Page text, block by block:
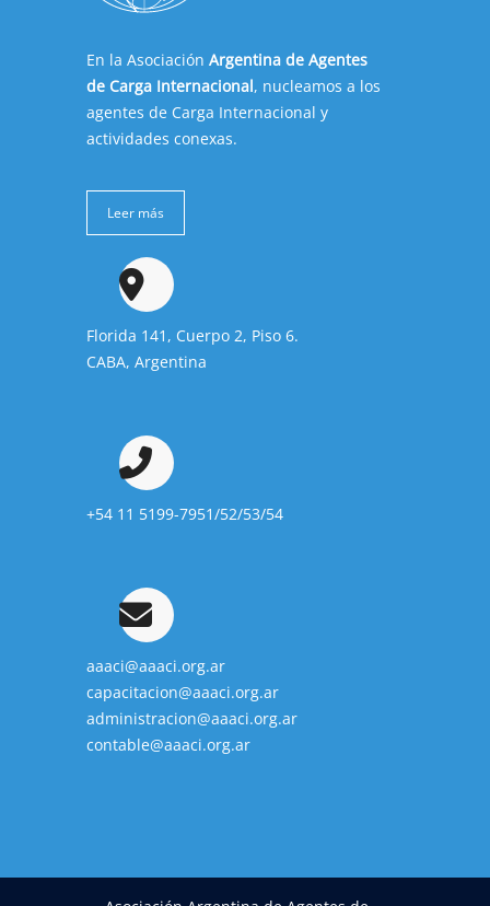
En la Asociación Argentina de Agentes
de Carga Internacional, nucleamos a los
agentes de Carga Internacional y
actividades conexas.
Leer más
Florida 141, Cuerpo 2, Piso 6.
CABA, Argentina
+54 11 5199-7951/52/53/54
aaaci@aaaci.org.ar
capacitacion@aaaci.org.ar
administracion@aaaci.org.ar
contable@aaaci.org.ar